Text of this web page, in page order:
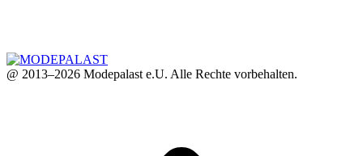
@ 2013–2026 Modepalast e.U. Alle Rechte vorbehalten.